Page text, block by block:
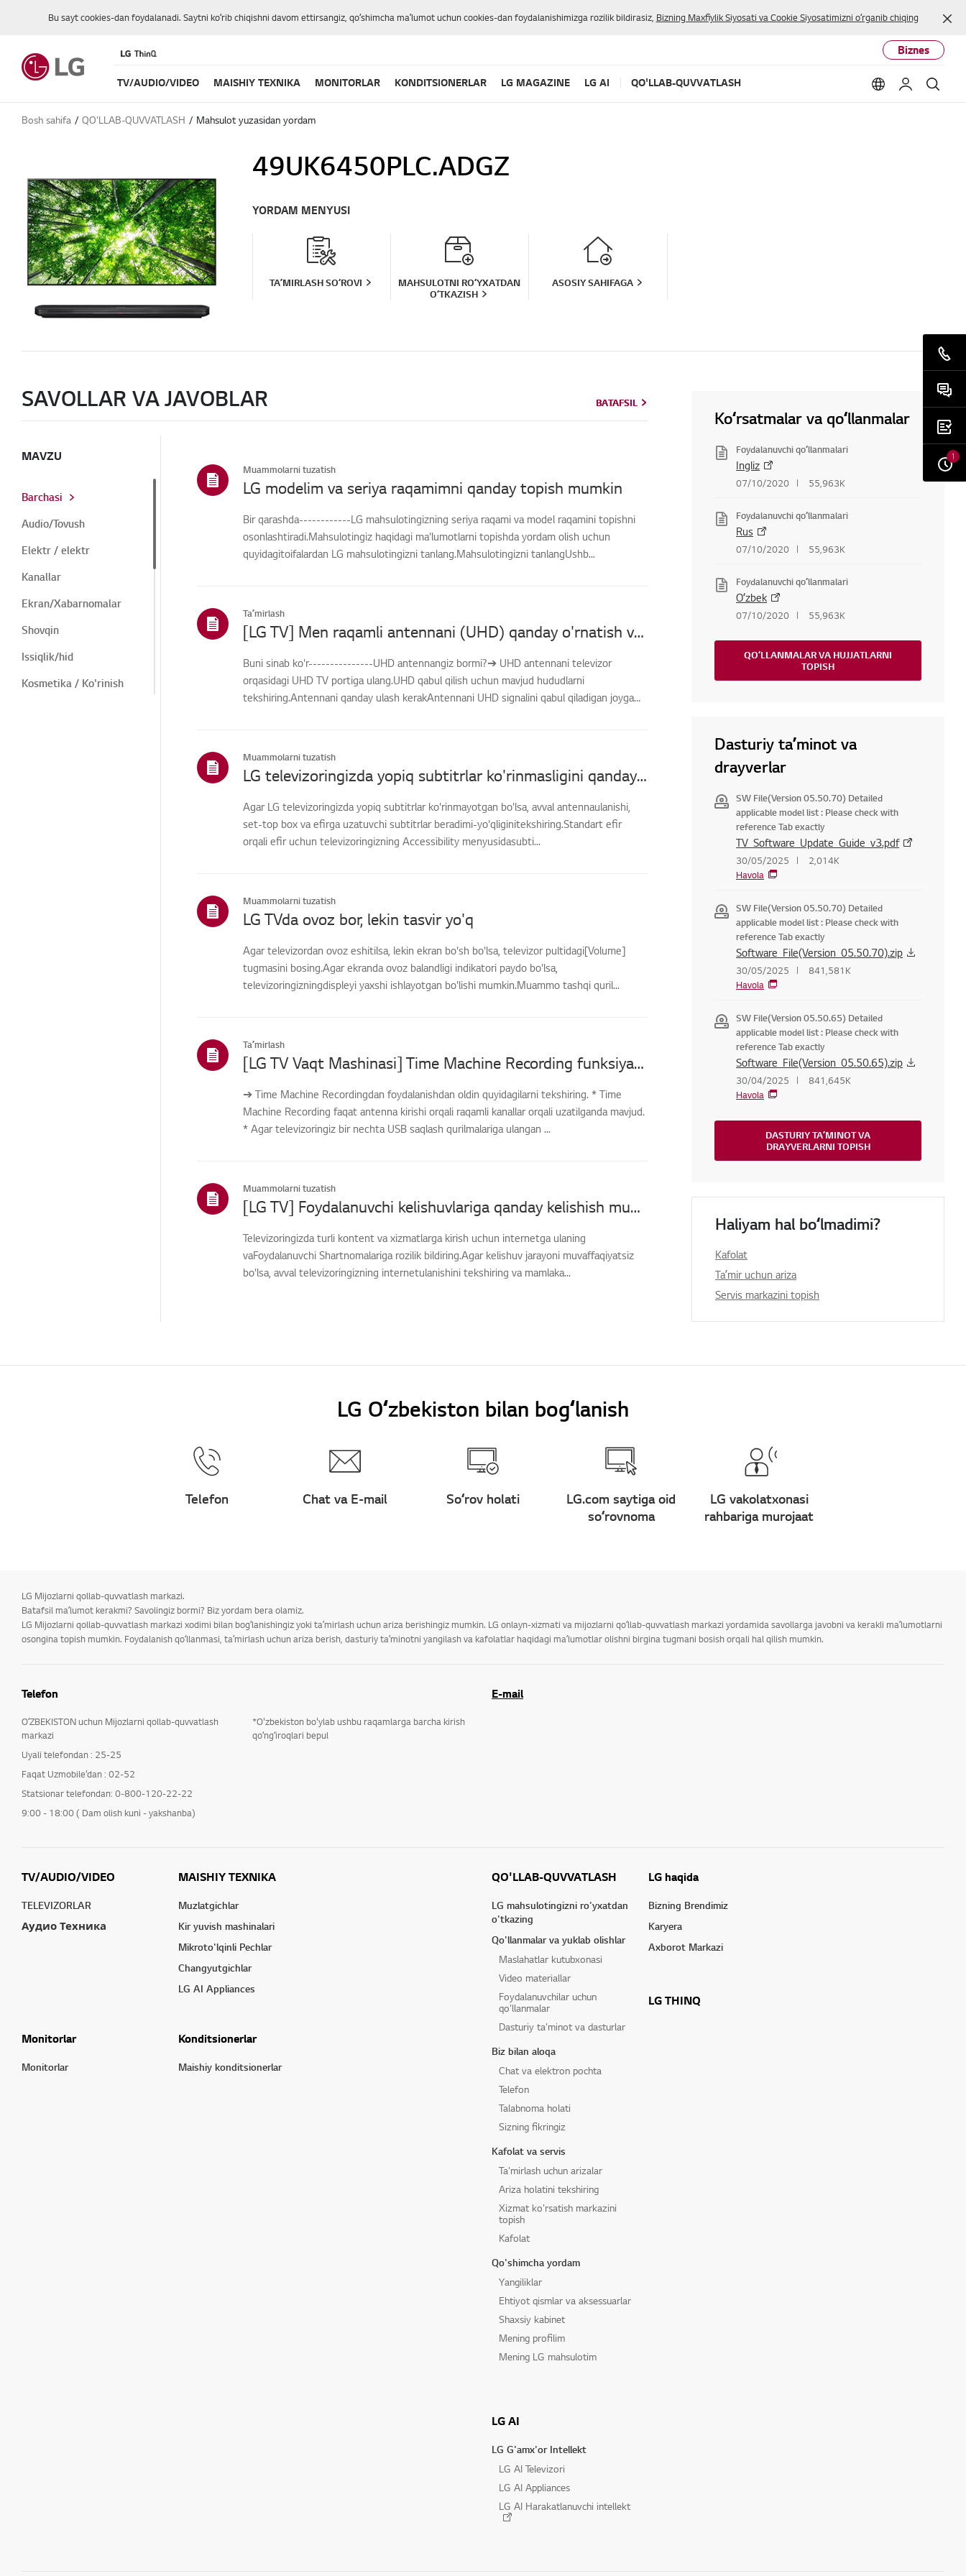
Bu sayt cookies-dan foydalanadi. Saytni koʻrib chiqishni davom ettirsangiz, qoʻshimcha maʼlumot uchun cookies-dan foydalanishimizga rozilik bildirasiz, Bizning Maxfiylik Siyosati va Cookie Siyosatimizni oʻrganib chiqing
Biznes
TV/AUDIO/VIDEO MAISHIY TEXNIKA MONITORLAR KONDITSIONERLAR LG MAGAZINE LG AI QO'LLAB-QUVVATLASH LanguageMening LG
Bosh sahifa QO'LLAB-QUVVATLASH Mahsulot yuzasidan yordam
49UK6450PLC.ADGZ
YORDAM MENYUSI
TAʼMIRLASH SOʻROVI
MAHSULOTNI ROʻYXATDAN
OʻTKAZISH
ASOSIY SAHIFAGA
SAVOLLAR VA JAVOBLAR BATAFSIL
MAVZU
Barchasi
Audio/Tovush
Elektr / elektr
Kanallar
Ekran/Xabarnomalar
Shovqin
Issiqlik/hid
Kosmetika / Ko'rinish
Muammolarni tuzatish
LG modelim va seriya raqamimni qanday topish mumkin
Bir qarashda------------LG mahsulotingizning seriya raqami va model raqamini topishni
osonlashtiradi.Mahsulotingiz haqidagi ma'lumotlarni topishda yordam olish uchun
quyidagitoifalardan LG mahsulotingizni tanlang.Mahsulotingizni tanlangUshb...
Taʼmirlash
[LG TV] Men raqamli antennani (UHD) qanday o'rnatish va ulashni hamda televizorni tomosha qilishni bilmoqchiman
Buni sinab ko'r---------------UHD antennangiz bormi?➔ UHD antennani televizor
orqasidagi UHD TV portiga ulang.UHD qabul qilish uchun mavjud hududlarni
tekshiring.Antennani qanday ulash kerakAntennani UHD signalini qabul qiladigan joyga
Muammolarni tuzatish
LG televizoringizda yopiq subtitrlar ko'rinmasligini qanday tuzatish mumkin
Agar LG televizoringizda yopiq subtitrlar ko'rinmayotgan bo'lsa, avval antennaulanishi,
set-top box va efirga uzatuvchi subtitrlar beradimi-yo'qliginitekshiring.Standart efir
orqali efir uchun televizoringizning Accessibility menyusidasubti...
Muammolarni tuzatish
LG TVda ovoz bor, lekin tasvir yo'q
Agar televizordan ovoz eshitilsa, lekin ekran bo'sh bo'lsa, televizor pultidagi[Volume]
tugmasini bosing.Agar ekranda ovoz balandligi indikatori paydo bo'lsa,
televizoringizningdispleyi yaxshi ishlayotgan bo'lishi mumkin.Muammo tashqi quril...
Taʼmirlash
[LG TV Vaqt Mashinasi] Time Machine Recording funksiyasidan qanday foydalanishim mumkin?
➔ Time Machine Recordingdan foydalanishdan oldin quyidagilarni tekshiring. * Time
Machine Recording faqat antenna kirishi orqali raqamli kanallar orqali uzatilganda mavjud.
* Agar televizoringiz bir nechta USB saqlash qurilmalariga ulangan ...
Muammolarni tuzatish
[LG TV] Foydalanuvchi kelishuvlariga qanday kelishish mumkin
Televizoringizda turli kontent va xizmatlarga kirish uchun internetga ulaning
vaFoydalanuvchi Shartnomalariga rozilik bildiring.Agar kelishuv jarayoni muvaffaqiyatsiz
bo'lsa, avval televizoringizning internetulanishini tekshiring va mamlaka...
BATAFSIL
Koʻrsatmalar va qoʻllanmalar
Foydalanuvchi qoʻllanmalari
Ingliz
07/10/2020 55,963K
Foydalanuvchi qoʻllanmalari
Rus
07/10/2020 55,963K
Foydalanuvchi qoʻllanmalari
Oʻzbek
07/10/2020 55,963K
QOʻLLANMALAR VA HUJJATLARNI
TOPISH
Dasturiy taʼminot va
drayverlar
SW File(Version 05.50.70) Detailed
applicable model list : Please check with
reference Tab exactly
TV_Software_Update_Guide_v3.pdf
30/05/2025
2,014K
Havola
SW File(Version 05.50.70) Detailed
applicable model list : Please check with
reference Tab exactly
Software_File(Version_05.50.70).zip
30/05/2025
841,581K
Havola
SW File(Version 05.50.65) Detailed
applicable model list : Please check with
reference Tab exactly
Software_File(Version_05.50.65).zip
30/04/2025
841,645K
Havola
DASTURIY TAʼMINOT VA
DRAYVERLARNI TOPISH
Haliyam hal boʻlmadimi?
Kafolat
Taʼmir uchun ariza
Servis markazini topish
LG Oʻzbekiston bilan bogʻlanish
Telefon Chat va E-mail Soʻrov holati
LG.com saytiga oid
soʻrovnoma
LG vakolatxonasi
rahbariga murojaat
1
LG Mijozlarni qollab-quvvatlash markazi.
Batafsil maʼlumot kerakmi? Savolingiz bormi? Biz yordam bera olamiz.
LG Mijozlarni qollab-quvvatlash markazi xodimi bilan bogʻlanishingiz yoki taʼmirlash uchun ariza berishingiz mumkin. LG onlayn-xizmati va mijozlarni qoʻllab-quvvatlash markazi yordamida savollarga javobni va kerakli maʼlumotlarni
osongina topish mumkin. Foydalanish qoʻllanmasi, taʼmirlash uchun ariza berish, dasturiy taʼminotni yangilash va kafolatlar haqidagi maʼlumotlar olishni birgina tugmani bosish orqali hal qilish mumkin.
Telefon
OʻZBEKISTON uchun Mijozlarni qollab-quvvatlash
markazi
Uyali telefondan : 25-25
Faqat Uzmobile’dan : 02-52
Statsionar telefondan: 0-800-120-22-22
9:00 - 18:00 ( Dam olish kuni - yakshanba)
*O'zbekiston bo'ylab ushbu raqamlarga barcha kirish
qoʻngʻiroqlari bepul
E-mail
TV/AUDIO/VIDEO
TELEVIZORLAR
Аудио Техника
MAISHIY TEXNIKA
Muzlatgichlar
Kir yuvish mashinalari
Mikroto'lqinli Pechlar
Changyutgichlar
LG AI Appliances
Monitorlar
Monitorlar
Konditsionerlar
Maishiy konditsionerlar
QO'LLAB-QUVVATLASH
LG mahsulotingizni ro'yxatdan
o'tkazing
Qo'llanmalar va yuklab olishlar
Maslahatlar kutubxonasi
Video materiallar
Foydalanuvchilar uchun
qo'llanmalar
Dasturiy ta'minot va dasturlar
Biz bilan aloqa
Chat va elektron pochta
Telefon
Talabnoma holati
Sizning fikringiz
Kafolat va servis
Ta'mirlash uchun arizalar
Ariza holatini tekshiring
Xizmat ko'rsatish markazini
topish
Kafolat
Qo'shimcha yordam
Yangiliklar
Ehtiyot qismlar va aksessuarlar
Shaxsiy kabinet
Mening profilim
Mening LG mahsulotim
LG AI
LG G'amx'or Intellekt
LG AI Televizori
LG AI Appliances
LG AI Harakatlanuvchi intellekt
LG haqida
Bizning Brendimiz
Karyera
Axborot Markazi
LG THINQ